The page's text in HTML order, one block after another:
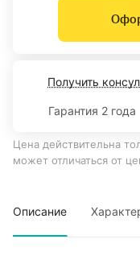
Получить
Гарантия 2 года
Цена действительна
может отличаться от
Описание